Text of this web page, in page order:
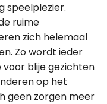
speelplezier.
ruime
zich helemaal
Zo wordt ieder
blije gezichten
op het
geen zorgen meer